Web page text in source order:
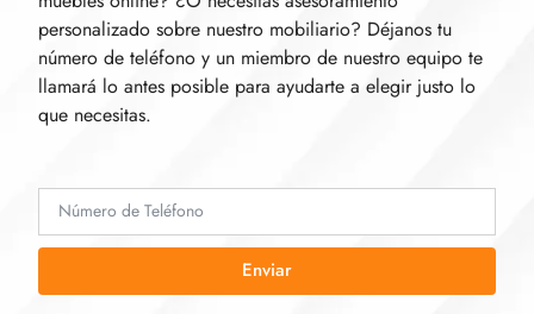
personalizado sobre nuestro mobiliario? Déjanos tu
número de teléfono y un miembro de nuestro equipo te
llamará lo antes posible para ayudarte a elegir justo lo
que necesitas.
Enviar